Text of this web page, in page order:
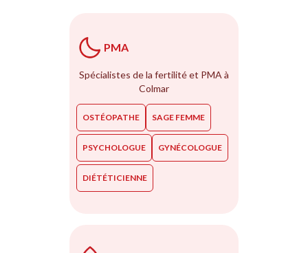
PMA
Spécialistes de la fertilité et PMA à
Colmar
OSTÉOPATHE SAGE FEMME
PSYCHOLOGUE GYNÉCOLOGUE
DIÉTÉTICIENNE